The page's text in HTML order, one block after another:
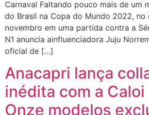
Carnaval Faltando pouco mais de um
do Brasil na Copa do Mundo 2022, no
novembro em uma partida contra a
N1 anuncia ainfluenciadora Juju
oficial de […]
Anacapri lança
inédita com a Caloi
Onze modelos